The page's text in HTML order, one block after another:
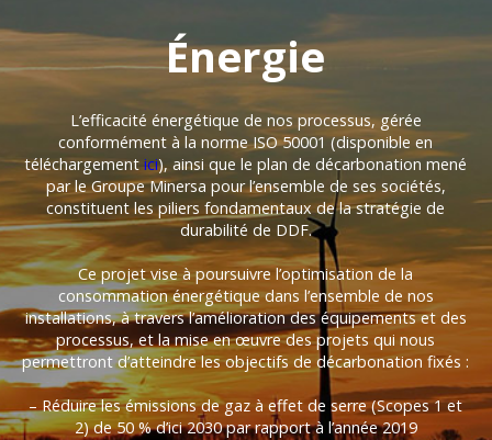
Énergie
L’efficacité énergétique de nos processus, gérée
conformément à la norme ISO 50001 (disponible en
téléchargementici), ainsi que le plan de décarbonation mené
par le Groupe Minersa pour l’ensemble de ses sociétés,
constituent les piliers fondamentaux de la stratégie de
durabilité de DDF.
Ce projet vise à poursuivre l’optimisation de la
consommation énergétique dans l’ensemble de nos
installations, à travers l’amélioration des équipements et des
processus, et la mise en œuvre des projets qui nous
permettront d’atteindre les objectifs de décarbonation fixés :
– Réduire les émissions de gaz à effet de serre (Scopes 1 et
2) de 50 % d’ici 2030 par rapport à l’année 2019